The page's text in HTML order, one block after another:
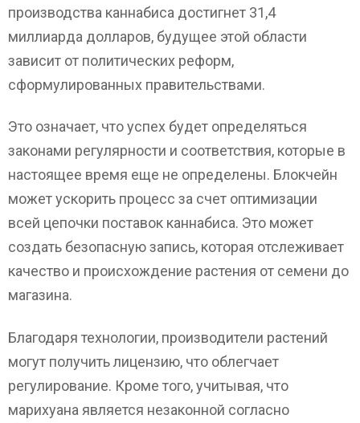
производства каннабиса достигнет 31,4
миллиарда долларов, будущее этой области
зависит от политических реформ,
сформулированных правительствами.
Это означает, что успех будет определяться
законами регулярности и соответствия, которые в
настоящее время еще не определены. Блокчейн
может ускорить процесс за счет оптимизации
всей цепочки поставок каннабиса. Это может
создать безопасную запись, которая отслеживает
качество и происхождение растения от семени до
магазина.
Благодаря технологии, производители растений
могут получить лицензию, что облегчает
регулирование. Кроме того, учитывая, что
марихуана является незаконной согласно